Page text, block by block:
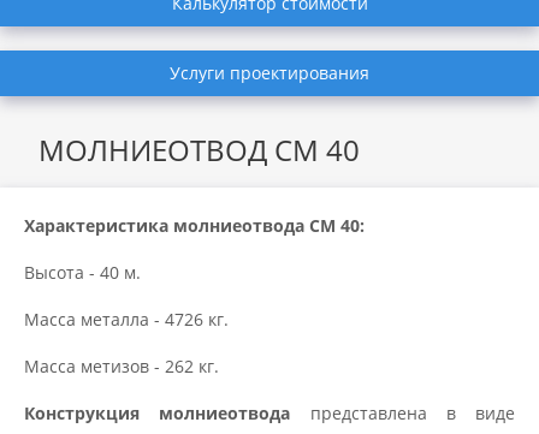
Услуги проектирования
МОЛНИЕОТВОД СМ 40
Характеристика молниеотвода СМ 40:
Высота - 40 м.
Масса металла - 4726 кг.
Масса метизов - 262 кг.
Конструкция молниеотвода представлена в виде